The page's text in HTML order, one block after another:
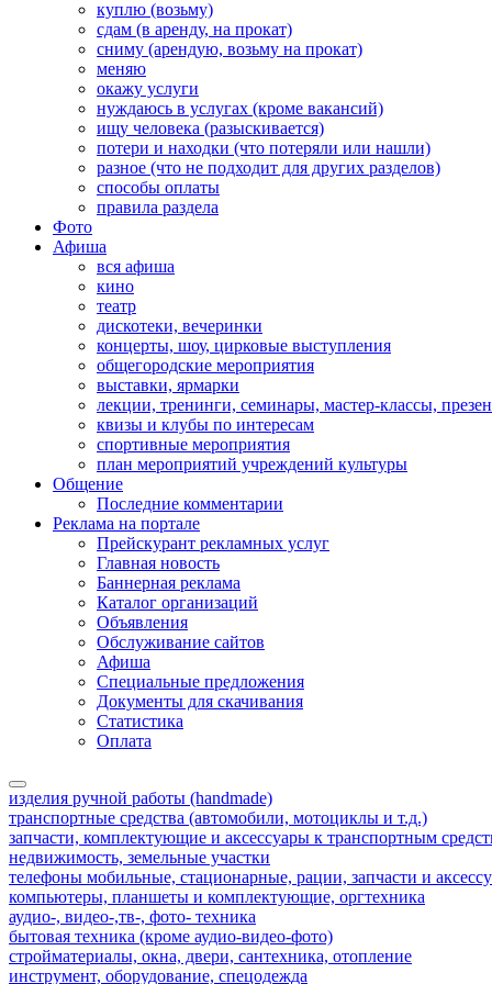
куплю (возьму)
сдам (в аренду, на прокат)
сниму (арендую, возьму на прокат)
меняю
окажу услуги
нуждаюсь в услугах (кроме вакансий)
ищу человека (разыскивается)
потери и находки (что потеряли или нашли)
разное (что не подходит для других разделов)
способы оплаты
правила раздела
Фото
Афиша
вся афиша
кино
театр
дискотеки, вечеринки
концерты, шоу, цирковые выступления
общегородские мероприятия
выставки, ярмарки
лекции, тренинги, семинары, мастер-классы,
квизы и клубы по интересам
спортивные мероприятия
план мероприятий учреждений культуры
Общение
Последние комментарии
Реклама на портале
Прейскурант рекламных услуг
Главная новость
Баннерная реклама
Каталог организаций
Объявления
Обслуживание сайтов
Афиша
Специальные предложения
Документы для скачивания
Статистика
Оплата
изделия ручной работы (handmade)
транспортные средства (автомобили, мотоциклы и т.д.)
запчасти, комплектующие и аксессуары к транспортным
недвижимость, земельные участки
телефоны мобильные, стационарные, рации, запчасти и
компьютеры, планшеты и комплектующие, оргтехника
аудио-, видео-,тв-, фото- техника
бытовая техника (кроме аудио-видео-фото)
стройматериалы, окна, двери, сантехника, отопление
инструмент, оборудование, спецодежда